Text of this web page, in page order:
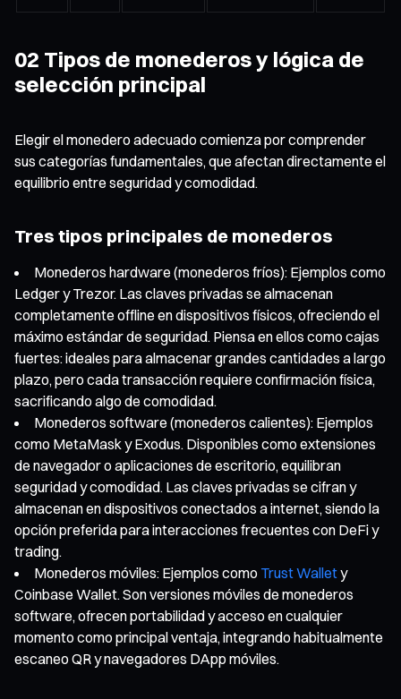
02 Tipos de monederos y lógica de
selección principal
Elegir el monedero adecuado comienza por comprender
sus categorías fundamentales, que afectan directamente el
equilibrio entre seguridad y comodidad.
Tres tipos principales de monederos
Monederos hardware (monederos fríos): Ejemplos como
Ledger y Trezor. Las claves privadas se almacenan
completamente offline en dispositivos físicos, ofreciendo el
máximo estándar de seguridad. Piensa en ellos como cajas
fuertes: ideales para almacenar grandes cantidades a largo
plazo, pero cada transacción requiere confirmación física,
sacrificando algo de comodidad.
Monederos software (monederos calientes): Ejemplos
como MetaMask y Exodus. Disponibles como extensiones
de navegador o aplicaciones de escritorio, equilibran
seguridad y comodidad. Las claves privadas se cifran y
almacenan en dispositivos conectados a internet, siendo la
opción preferida para interacciones frecuentes con DeFi y
trading.
Monederos móviles: Ejemplos como Trust Wallety
Coinbase Wallet. Son versiones móviles de monederos
software, ofrecen portabilidad y acceso en cualquier
momento como principal ventaja, integrando habitualmente
escaneo QR y navegadores DApp móviles.